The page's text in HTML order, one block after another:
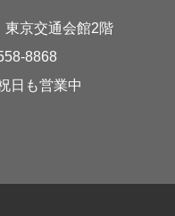
京交通会館2階
8868
日も営業中